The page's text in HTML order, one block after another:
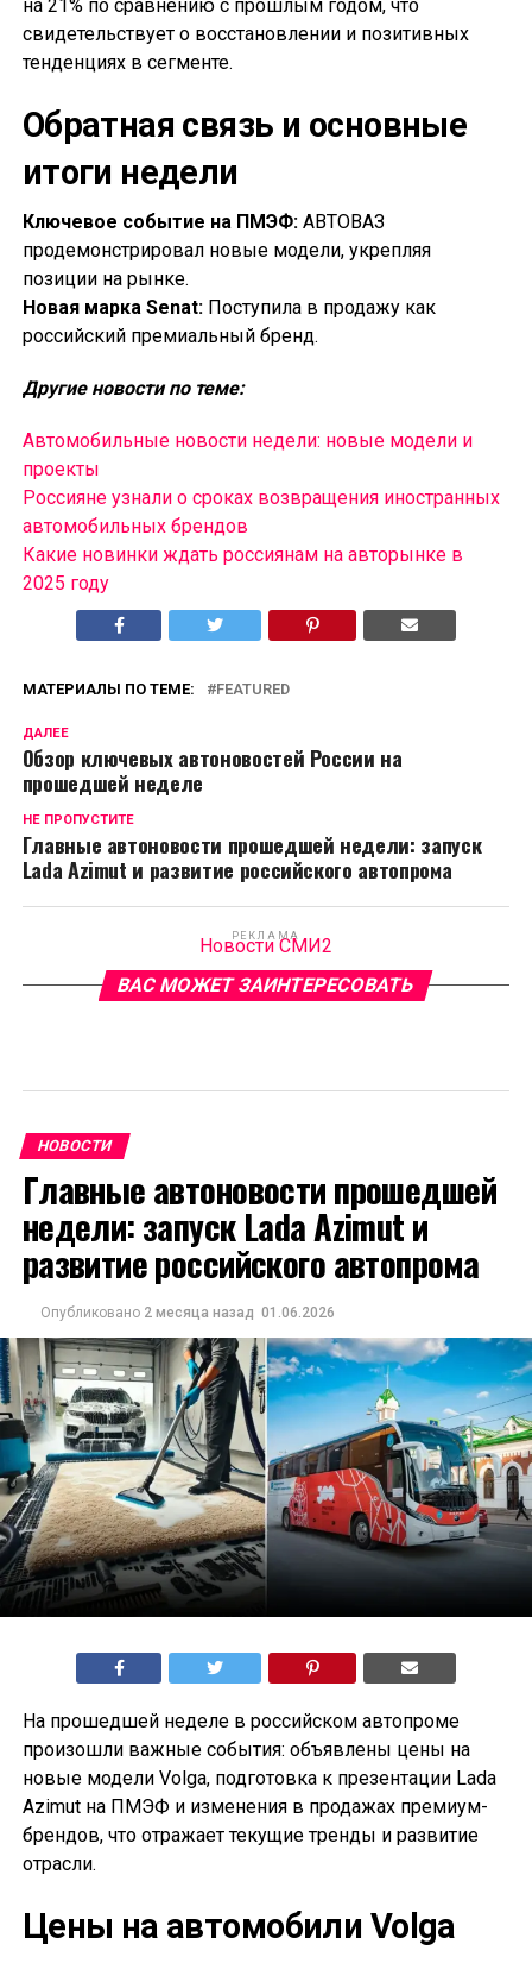
на 21% по сравнению с прошлым годом, что
свидетельствует о восстановлении и позитивных
тенденциях в сегменте.
Обратная связь и основные
итоги недели
Ключевое событие на ПМЭФ:АВТОВАЗ
продемонстрировал новые модели, укрепляя
позиции на рынке.
Новая марка Senat:Поступила в продажу как
российский премиальный бренд.
Другие новости по теме:
Автомобильные новости недели: новые модели и
проекты
Россияне узнали о сроках возвращения иностранных
автомобильных брендов
Какие новинки ждать россиянам на авторынке в
2025 году
МАТЕРИАЛЫ ПО ТЕМЕ: FEATURED
ДАЛЕЕ
Обзор ключевых автоновостей России на
прошедшей неделе
НЕ ПРОПУСТИТЕ
Главные автоновости прошедшей недели: запуск
Lada Azimut и развитие российского автопрома
РЕКЛАМА
Новости СМИ2
ВАС МОЖЕТ ЗАИНТЕРЕСОВАТЬ
НОВОСТИ
Главные автоновости прошедшей
недели: запуск Lada Azimut и
развитие российского автопрома
Опубликовано 2 месяца назад 01.06.2026
На прошедшей неделе в российском автопроме
произошли важные события: объявлены цены на
новые модели Volga, подготовка к презентации Lada
Azimut на ПМЭФ и изменения в продажах премиум-
брендов, что отражает текущие тренды и развитие
отрасли.
Цены на автомобили Volga